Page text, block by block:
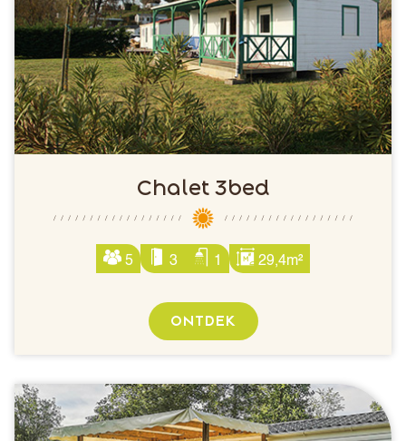
Chalet 3bed
5 3 1 29,4m²
ONTDEK